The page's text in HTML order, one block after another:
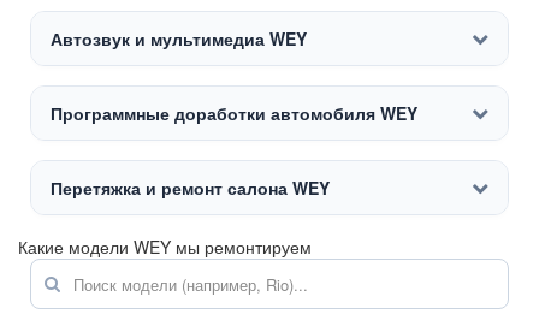
Автозвук и мультимедиа WEY
Программные доработки автомобиля WEY
Перетяжка и ремонт салона WEY
Какие модели WEY мы ремонтируем